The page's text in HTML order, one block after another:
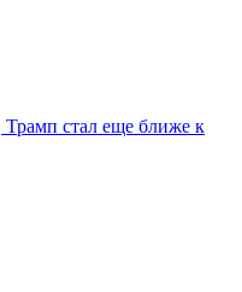
стал еще ближе к